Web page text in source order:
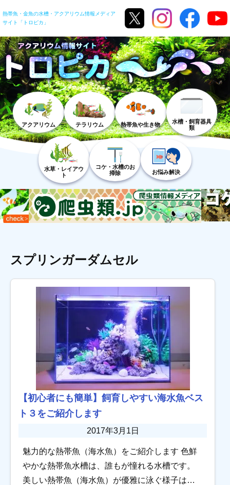
熱帯魚・金魚の水槽・アクアリウム情報メディア
サイト「トロピカ」
アクアリウム テラリウム 熱帯魚や生き物
水槽・飼育器具
類
水草・レイアウ
ト
コケ・水槽のお
掃除
お悩み解決
スプリンガーダムセル
【初心者にも簡単】飼育しやすい海水魚ベス
ト３をご紹介します
2017年3月1日
魅力的な熱帯魚（海水魚）をご紹介します 色鮮
やかな熱帯魚水槽は、誰もが憧れる水槽です。
美しい熱帯魚（海水魚）が優雅に泳ぐ様子は、